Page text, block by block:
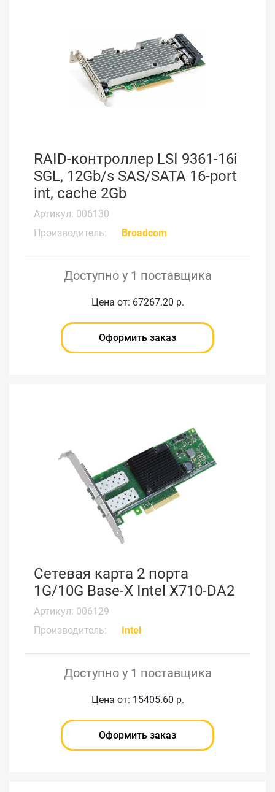
RAID-контроллер LSI 9361-16i
SGL, 12Gb/s SAS/SATA 16-port
int, cache 2Gb
Артикул: 006130
Производитель:
Broadcom
Доступно у 1 поставщика
Цена от: 67267.20 р.
Оформить заказ
Сетевая карта 2 порта
1G/10G Base-X Intel X710-DA2
Артикул: 006129
Производитель:
Intel
Доступно у 1 поставщика
Цена от: 15405.60 р.
Оформить заказ